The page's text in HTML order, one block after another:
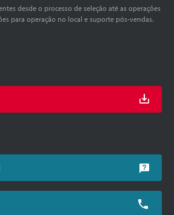
desde o processo de seleção até as operações
para operação no local e suporte pós-vendas.